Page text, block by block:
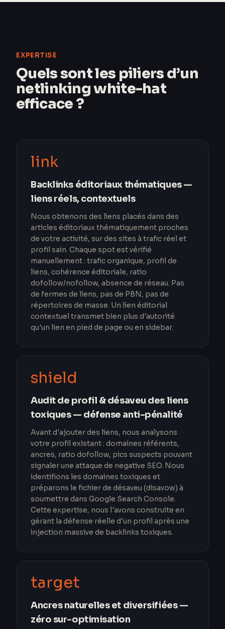
EXPERTISE
Quels sont les piliers d’un
netlinking white-hat
efficace ?
link
Backlinks éditoriaux thématiques —
liens réels, contextuels
Nous obtenons des liens placés dans des
articles éditoriaux thématiquement proches
de votre activité, sur des sites à trafic réel et
profil sain. Chaque spot est vérifié
manuellement : trafic organique, profil de
liens, cohérence éditoriale, ratio
dofollow/nofollow, absence de réseau. Pas
de fermes de liens, pas de PBN, pas de
répertoires de masse. Un lien éditorial
contextuel transmet bien plus d'autorité
qu'un lien en pied de page ou en sidebar.
shield
Audit de profil & désaveu des liens
toxiques — défense anti-pénalité
Avant d'ajouter des liens, nous analysons
votre profil existant : domaines référents,
ancres, ratio dofollow, pics suspects pouvant
signaler une attaque de negative SEO. Nous
identifions les domaines toxiques et
préparons le fichier de désaveu (disavow) à
soumettre dans Google Search Console.
Cette expertise, nous l'avons construite en
gérant la défense réelle d'un profil après une
injection massive de backlinks toxiques.
target
Ancres naturelles et diversifiées —
zéro sur-optimisation